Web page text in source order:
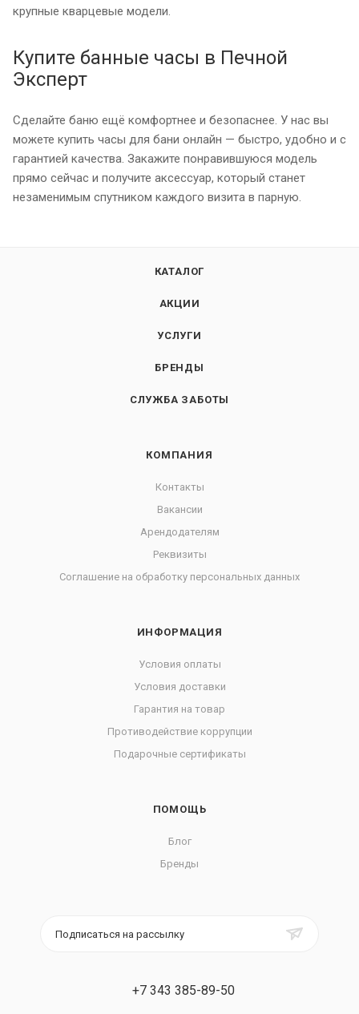
крупные кварцевые модели.
Купите банные часы в Печной
Эксперт
Сделайте баню ещё комфортнее и безопаснее. У нас вы
можете купить часы для бани онлайн — быстро, удобно и с
гарантией качества. Закажите понравившуюся модель
прямо сейчас и получите аксессуар, который станет
незаменимым спутником каждого визита в парную.
КАТАЛОГ
АКЦИИ
УСЛУГИ
БРЕНДЫ
СЛУЖБА ЗАБОТЫ
КОМПАНИЯ
Контакты
Вакансии
Арендодателям
Реквизиты
Соглашение на обработку персональных данных
ИНФОРМАЦИЯ
Условия оплаты
Условия доставки
Гарантия на товар
Противодействие коррупции
Подарочные сертификаты
ПОМОЩЬ
Блог
Бренды
Подписаться на рассылку
+7 343 385-89-50